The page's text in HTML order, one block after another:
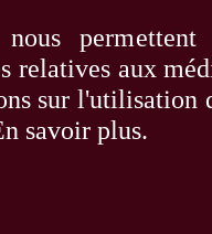
relatives aux
sur l'utilisation
savoir plus.